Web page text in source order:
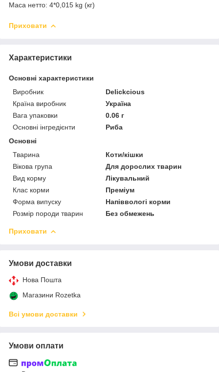
Маса нетто: 4*0,015 kg (кг)
Приховати
Характеристики
Основні характеристики
Виробник
Delickcious
Країна виробник
Україна
Вага упаковки
0.06 г
Основні інгредієнти
Риба
Основні
Тварина
Коти/кішки
Вікова група
Для дорослих тварин
Вид корму
Лікувальний
Клас корми
Преміум
Форма випуску
Напіввологі корми
Розмір породи тварин
Без обмежень
Приховати
Умови доставки
Нова Пошта
Магазини Rozetka
Всі умови доставки
Умови оплати